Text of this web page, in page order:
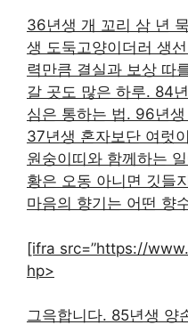
36년생 개 꼬리 삼 년
생 도둑고양이더러 생
력만큼 결실과 보상 따
갈 곳도 많은 하루. 84
심은 통하는 법. 96년
37년생 혼자보단 여럿
원숭이띠와 함께하는
황은 오동 아니면 깃들
마음의 향기는 어떤 향
[ifra src=”https://
hp>
그윽합니다. 85년생 양